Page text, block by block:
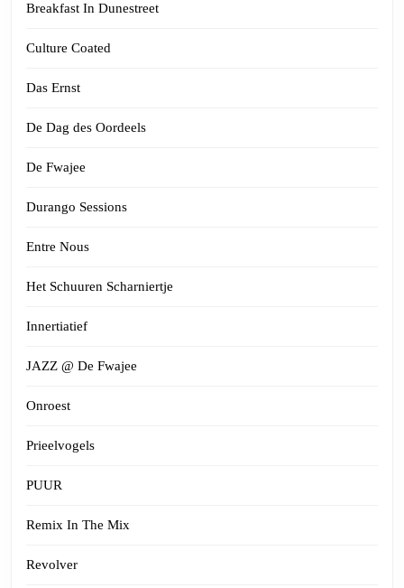
Breakfast In Dunestreet
Culture Coated
Das Ernst
De Dag des Oordeels
De Fwajee
Durango Sessions
Entre Nous
Het Schuuren Scharniertje
Innertiatief
JAZZ @ De Fwajee
Onroest
Prieelvogels
PUUR
Remix In The Mix
Revolver